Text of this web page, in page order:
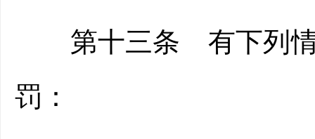
第十三条 有下列情
罚：